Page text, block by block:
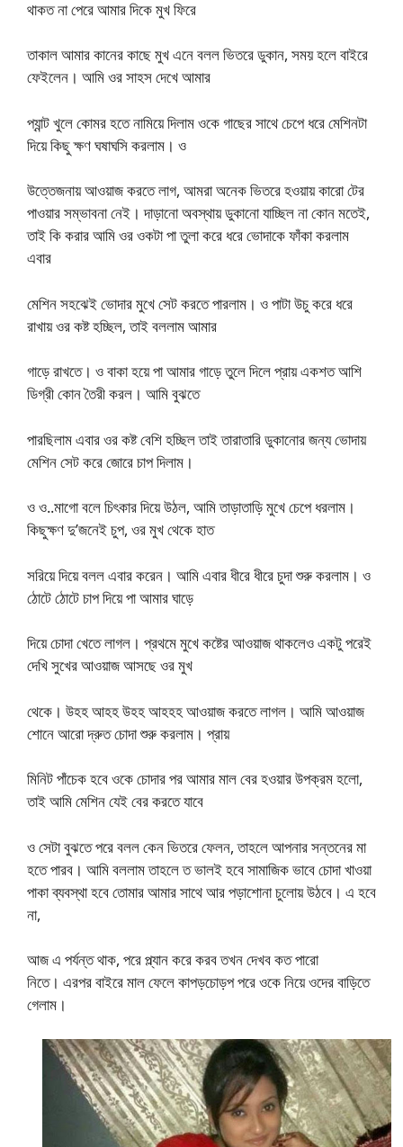
থাকত না পেরে আমার দিকে মুখ ফিরে
তাকাল আমার কানের কাছে মুখ এনে বলল ভিতরে ডুকান, সময় হলে বাইরে
ফেইলেন। আমি ওর সাহস দেখে আমার
প্যান্ট খুলে কোমর হতে নামিয়ে দিলাম ওকে গাছের সাথে চেপে ধরে মেশিনটা
দিয়ে কিছু ক্ষণ ঘষাঘসি করলাম। ও
উত্তেজনায় আওয়াজ করতে লাগ, আমরা অনেক ভিতরে হওয়ায় কারো টের
পাওয়ার সম্ভাবনা নেই। দাড়ানো অবস্থায় ডুকানো যাচ্ছিল না কোন মতেই,
তাই কি করার আমি ওর ওকটা পা তুলা করে ধরে ভোদাকে ফাঁকা করলাম
এবার
মেশিন সহঝেই ভোদার মুখে সেট করতে পারলাম। ও পাটা উচু করে ধরে
রাখায় ওর কষ্ট হচ্ছিল, তাই বললাম আমার
গাড়ে রাখতে। ও বাকা হয়ে পা আমার গাড়ে তুলে দিলে প্রায় একশত আশি
ডিগ্রী কোন তৈরী করল। আমি বুঝতে
পারছিলাম এবার ওর কষ্ট বেশি হচ্ছিল তাই তারাতারি ডুকানোর জন্য ভোদায়
মেশিন সেট করে জোরে চাপ দিলাম।
ও ও..মাগো বলে চিৎকার দিয়ে উঠল, আমি তাড়াতাড়ি মুখে চেপে ধরলাম।
কিছুক্ষণ দু’জনেই চুপ, ওর মুখ থেকে হাত
সরিয়ে দিয়ে বলল এবার করেন। আমি এবার ধীরে ধীরে চুদা শুরু করলাম। ও
ঠোটে ঠোটে চাপ দিয়ে পা আমার ঘাড়ে
দিয়ে চোদা খেতে লাগল। প্রথমে মুখে কষ্টের আওয়াজ থাকলেও একটু পরেই
দেখি সুখের আওয়াজ আসছে ওর মুখ
থেকে। উহহ আহহ উহহ আহহহ আওয়াজ করতে লাগল। আমি আওয়াজ
শোনে আরো দ্রুত চোদা শুরু করলাম। প্রায়
মিনিট পাঁচেক হবে ওকে চোদার পর আমার মাল বের হওয়ার উপক্রম হলো,
তাই আমি মেশিন যেই বের করতে যাবে
ও সেটা বুঝতে পরে বলল কেন ভিতরে ফেলন, তাহলে আপনার সন্তনের মা
হতে পারব। আমি বললাম তাহলে ত ভালই হবে সামাজিক ভাবে চোদা খাওয়া
পাকা ব্যবস্থা হবে তোমার আমার সাথে আর পড়াশোনা চুলোয় উঠবে। এ হবে
না,
আজ এ পর্যন্ত থাক, পরে প্ল্যান করে করব তখন দেখব কত পারো
নিতে। এরপর বাইরে মাল ফেলে কাপড়চোড়প পরে ওকে নিয়ে ওদের বাড়িতে
গেলাম।